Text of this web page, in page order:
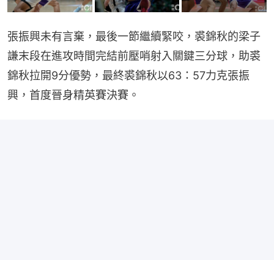
張振興未有言棄，最後一節繼續緊咬，裘錦秋的梁子
謙末段在進攻時間完結前壓哨射入關鍵三分球，助裘
錦秋拉開9分優勢，最終裘錦秋以63：57力克張振
興，首度晉身精英賽決賽。